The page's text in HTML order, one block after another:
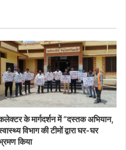
के मार्गदर्शन में “दस्तक अभियान,‌
विभाग की टीमों द्वारा घर-घर
किया